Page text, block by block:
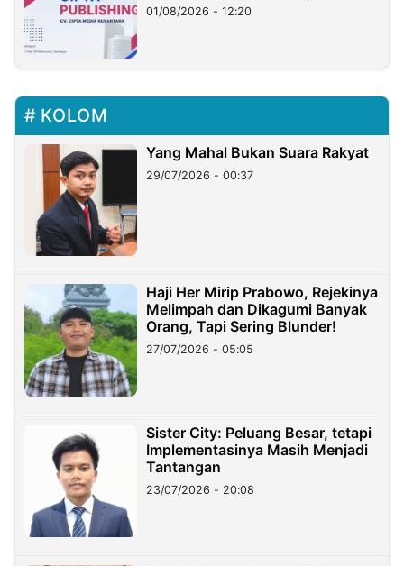
01/08/2026 - 12:20
KOLOM
Yang Mahal Bukan Suara Rakyat
29/07/2026 - 00:37
Haji Her Mirip Prabowo, Rejekinya
Melimpah dan Dikagumi Banyak
Orang, Tapi Sering Blunder!
27/07/2026 - 05:05
Sister City: Peluang Besar, tetapi
Implementasinya Masih Menjadi
Tantangan
23/07/2026 - 20:08